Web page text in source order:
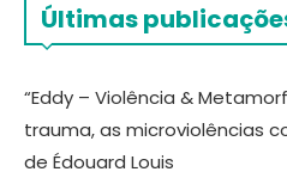
Últimas
“Eddy – Violência &
trauma, as microviolências
de Édouard Louis